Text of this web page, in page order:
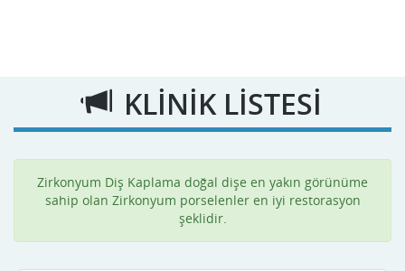
KLİNİK LİSTESİ
Zirkonyum Diş Kaplama doğal dişe en yakın görünüme
sahip olan Zirkonyum porselenler en iyi restorasyon
şeklidir.